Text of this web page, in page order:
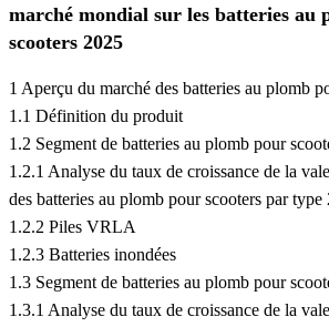
marché mondial sur les batteries au
scooters 2025
1 Aperçu du marché des batteries au plomb
1.1 Définition du produit
1.2 Segment de batteries au plomb pour
1.2.1 Analyse du taux de croissance de la
des batteries au plomb pour scooters par
1.2.2 Piles VRLA
1.2.3 Batteries inondées
1.3 Segment de batteries au plomb pour
1.3.1 Analyse du taux de croissance de la